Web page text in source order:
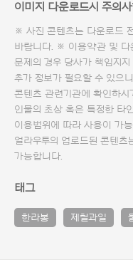
이미지 다운로드시 주의
※ 사진 콘텐츠는 다운로드
바랍니다. ※ 이용약관 및 다
문제의 경우 당사가 책임지
추가 정보가 필요할 수 있으
콘텐츠 관련기관에 확인하
인물의 초상 혹은 특정한 타
이용범위에 따라 사용이 가
얼라우투의 업로드된 콘텐츠
가능합니다.
태그
한라봉 제철과일